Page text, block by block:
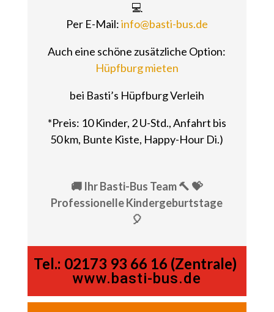
💻
Per E-Mail:info@basti-bus.de
Auch eine schöne zusätzliche Option:
Hüpfburg mieten
bei Basti’s Hüpfburg Verleih
*Preis: 10 Kinder, 2 U-Std., Anfahrt bis
50 km, Bunte Kiste, Happy-Hour Di.)
🚚 Ihr Basti-Bus Team 🔨 💝
Professionelle Kindergeburtstage
🎈
Tel.: 02173 93 66 16 (Zentrale)
www.basti-bus.de